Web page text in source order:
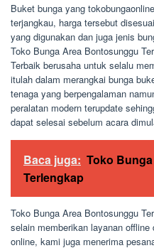
Buket bunga yang
terjangkau, harga tersebut
yang digunakan dan juga jenis
Toko Bunga Area Bontosunggu
Terbaik berusaha untuk selalu
itulah dalam merangkai bunga
tenaga yang berpengalaman
peralatan modern terupdate
dapat selesai sebelum acara
Baca juga: Toko
Terlengkap
Toko Bunga Area Bontosunggu
selain memberikan layanan
online, kami juga menerima